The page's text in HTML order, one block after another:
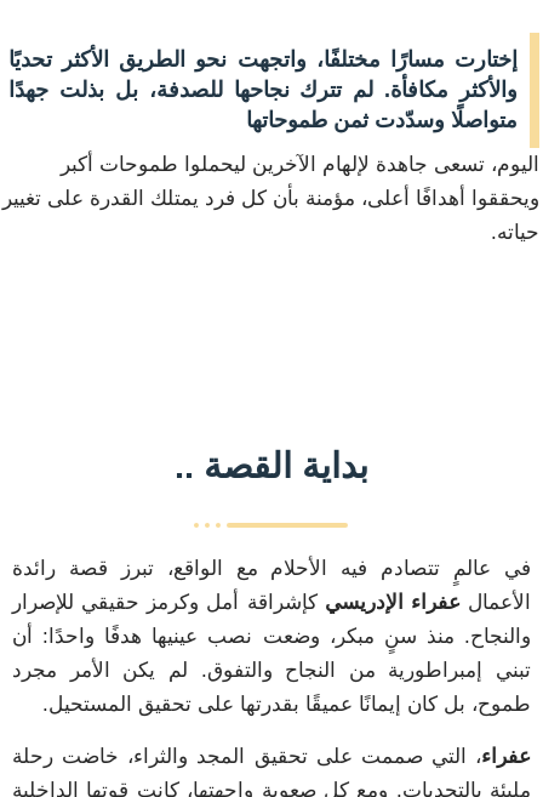
إختارت مسارًا مختلفًا، واتجهت نحو الطريق الأكثر تحديًا
والأكثر مكافأة. لم تترك نجاحها للصدفة، بل بذلت جهدًا
متواصلًا وسدّدت ثمن طموحاتها
اليوم، تسعى جاهدة لإلهام الآخرين ليحملوا طموحات أكبر
ويحققوا أهدافًا أعلى، مؤمنة بأن كل فرد يمتلك القدرة على تغيير
حياته.
.. بداية القصة
في عالمٍ تتصادم فيه الأحلام مع الواقع، تبرز قصة رائدة
الأعمالعفراء الإدريسي كإشراقة أمل وكرمز حقيقي للإصرار
والنجاح. منذ سنٍ مبكر، وضعت نصب عينيها هدفًا واحدًا: أن
تبني إمبراطورية من النجاح والتفوق. لم يكن الأمر مجرد
طموح، بل كان إيمانًا عميقًا بقدرتها على تحقيق المستحيل.
عفراء، التي صممت على تحقيق المجد والثراء، خاضت رحلة
مليئة بالتحديات. ومع كل صعوبة واجهتها، كانت قوتها الداخلية